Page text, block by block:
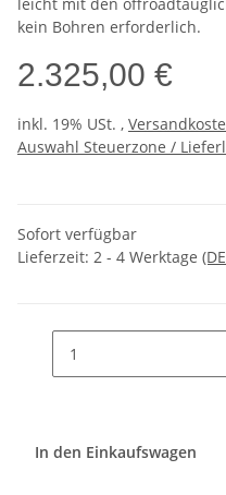
kein Bohren erforderlich.
2.325,00 €
inkl. 19% USt. ,
Auswahl Steuerzone /
Sofort verfügbar
Lieferzeit: 2 - 4 Werktage
In den Einkaufswagen